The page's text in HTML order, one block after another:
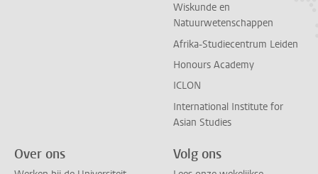
Wiskunde en
Natuurwetenschappen
Afrika-Studiecentrum Leiden
Honours Academy
ICLON
International Institute for
Asian Studies
Over ons Volg ons